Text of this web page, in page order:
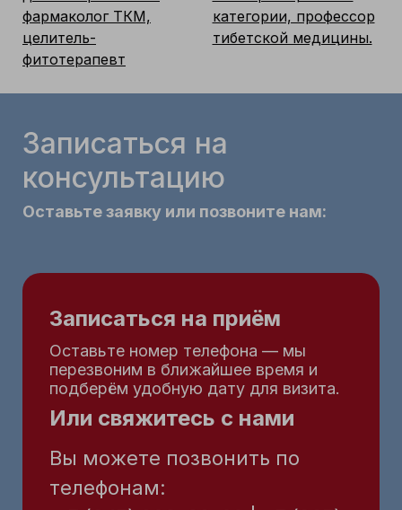
фармаколог ТКМ,
целитель-
фитотерапевт
категории, профессор
тибетской медицины.
Записаться на
консультацию
Оставьте заявку или позвоните нам:
Записаться на приём
Оставьте номер телефона — мы
перезвоним в ближайшее время и
подберём удобную дату для визита.
Или свяжитесь с нами
Вы можете позвонить по
телефонам: